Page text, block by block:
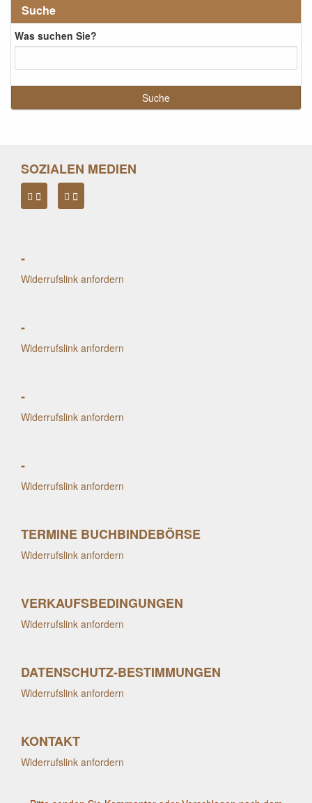
Suche
Was suchen Sie?
SOZIALEN MEDIEN
-
Widerrufslink anfordern
-
Widerrufslink anfordern
-
Widerrufslink anfordern
-
Widerrufslink anfordern
TERMINE BUCHBINDEBÖRSE
Widerrufslink anfordern
VERKAUFSBEDINGUNGEN
Widerrufslink anfordern
DATENSCHUTZ-BESTIMMUNGEN
Widerrufslink anfordern
KONTAKT
Widerrufslink anfordern